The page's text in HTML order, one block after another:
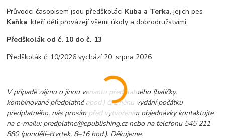
Průvodci časopisem jsou předškoláci Kuba a Terka, jejich pes
Kaňka, kteří děti provázejí všemi úkoly a dobrodružstvími.
Předškolák od č. 10 do č. 13
Předškolák č. 10/2026 vychází 20. srpna 2026
V případě zájmu o jinou variantu předplatného (balíčky,
kombinované předplatné apod.) či změnu vydání počátku
předplatného, nás prosím před vytvořením objednávky kontaktujte
na e-mailu: predplatne@epublishing.cz nebo na telefonu 545 211
880 (pondělí–čtvrtek, 8–16 hod.). Děkujeme.